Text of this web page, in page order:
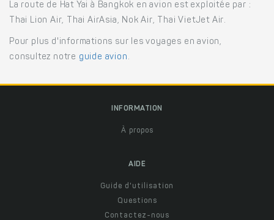
La route de Hat Yai à Bangkok en avion est exploitée par :
Thai Lion Air, Thai AirAsia, Nok Air, Thai VietJet Air.
Pour plus d'informations sur les voyages en avion,
consultez notre guide avion .
INFORMATION
À propos
AIDE
Guide d'utilisation
Questions
Contactez-nous